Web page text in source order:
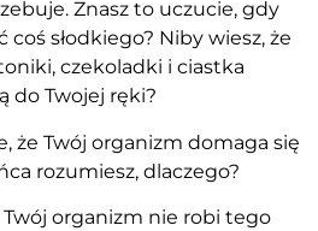
Znasz to uczucie, gdy
słodkiego? Niby wiesz, że
czekoladki i ciastka
do Twojej ręki?
że Twój organizm domaga się
rozumiesz, dlaczego?
organizm nie robi tego